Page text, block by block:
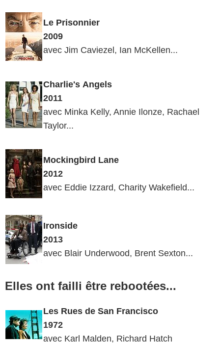
Le Prisonnier
2009
avec Jim Caviezel, Ian McKellen...
Charlie's Angels
2011
avec Minka Kelly, Annie Ilonze, Rachael
Taylor...
Mockingbird Lane
2012
avec Eddie Izzard, Charity Wakefield...
Ironside
2013
avec Blair Underwood, Brent Sexton...
Elles ont failli être rebootées...
Les Rues de San Francisco
1972
avec Karl Malden, Richard Hatch